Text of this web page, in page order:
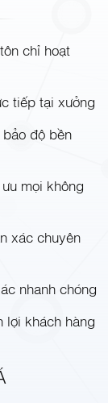
chỉ hoạt
tiếp tại xưởng
độ bền
mọi không
xác chuyên
nhanh chóng
lợi khách hàng